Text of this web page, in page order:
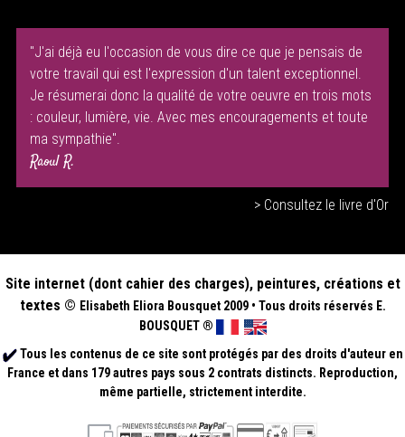
"J'ai déjà eu l'occasion de vous dire ce que je pensais de
votre travail qui est l'expression d'un talent exceptionnel.
Je résumerai donc la qualité de votre oeuvre en trois mots
: couleur, lumière, vie. Avec mes encouragements et toute
ma sympathie".
Raoul R.
> Consultez le livre d'Or
Site internet (dont cahier des charges), peintures, créations et
textes © Elisabeth Eliora Bousquet 2009 • Tous droits réservés E.
BOUSQUET ®
Tous les contenus de ce site sont protégés par des droits d'auteur en
France et dans 179 autres pays sous 2 contrats distincts. Reproduction,
même partielle, strictement interdite.